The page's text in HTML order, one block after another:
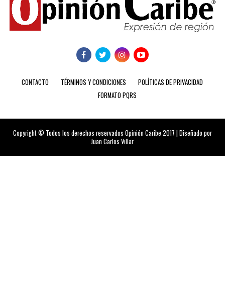
CONTACTO TÉRMINOS Y CONDICIONES
POLÍTICAS DE PRIVACIDAD
FORMATO PQRS
Copyright © Todos los derechos reservados Opinión Caribe 2017 | Diseñado por
Juan Carlos Villar